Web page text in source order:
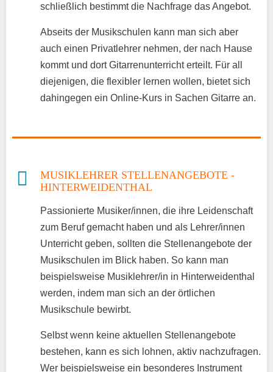
schließlich bestimmt die Nachfrage das Angebot.
Abseits der Musikschulen kann man sich aber
auch einen Privatlehrer nehmen, der nach Hause
kommt und dort Gitarrenunterricht erteilt. Für all
diejenigen, die flexibler lernen wollen, bietet sich
dahingegen ein Online-Kurs in Sachen Gitarre an.
MUSIKLEHRER STELLENANGEBOTE -
HINTERWEIDENTHAL
Passionierte Musiker/innen, die ihre Leidenschaft
zum Beruf gemacht haben und als Lehrer/innen
Unterricht geben, sollten die Stellenangebote der
Musikschulen im Blick haben. So kann man
beispielsweise Musiklehrer/in in Hinterweidenthal
werden, indem man sich an der örtlichen
Musikschule bewirbt.
Selbst wenn keine aktuellen Stellenangebote
bestehen, kann es sich lohnen, aktiv nachzufragen.
Wer beispielsweise ein besonderes Instrument